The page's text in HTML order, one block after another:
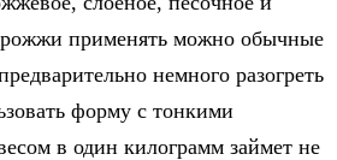
применять можно обычные
немного разогреть
форму с тонкими
в один килограмм займет не